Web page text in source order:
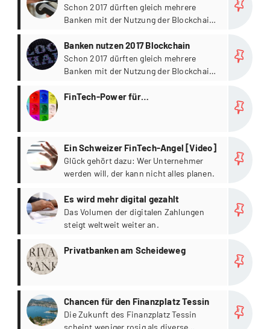
Schon 2017 dürften gleich mehrere
Banken mit der Nutzung der Blockchain-
Banken nutzen 2017 Blockchain
Schon 2017 dürften gleich mehrere
Banken mit der Nutzung der Blockchain-
drei Jahren werden mehr als die Hälfte
FinTech-Power für
Ein Schweizer FinTech-Angel [Video]
Glück gehört dazu: Wer Unternehmer
werden will, der kann nicht alles planen.
Es wird mehr digital gezahlt
Das Volumen der digitalen Zahlungen
steigt weltweit weiter an.
Privatbanken am Scheideweg
Chancen für den Finanzplatz Tessin
Die Zukunft des Finanzplatz Tessin
scheint weniger rosig als diverse